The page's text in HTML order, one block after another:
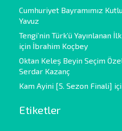
Cumhuriyet Bayramımız
Yavuz
Tengi’nin Türk’ü Yayınlanan
için İbrahim Koçbey
Oktan Keleş Beyin Seçim
Serdar Kazanç
Kam Ayini [5. Sezon Finali]
Etiketler